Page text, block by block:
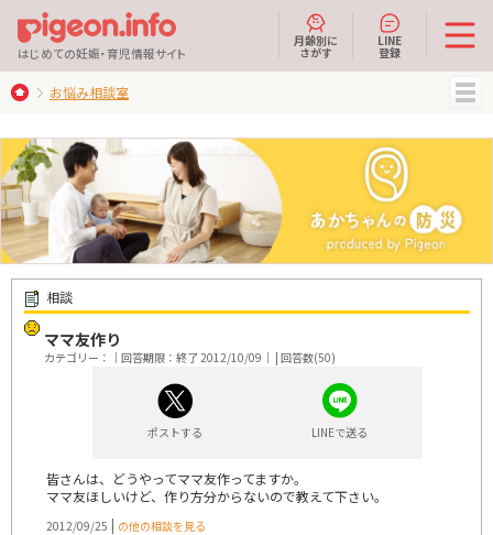
はじめての妊娠・育児情報サイト
月齢別に
さがす
LINE
登録
お悩み相談室
相談
ママ友作り
カテゴリー：｜回答期限：終了 2012/10/09｜ | 回答数(50)
ポストする LINEで送る
皆さんは、どうやってママ友作ってますか。
ママ友ほしいけど、作り方分からないので教えて下さい。
2012/09/25 | の他の相談を見る